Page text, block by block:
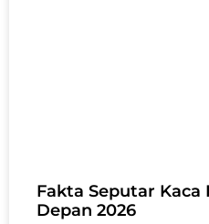
Fakta Seputar Kaca
Depan 2026